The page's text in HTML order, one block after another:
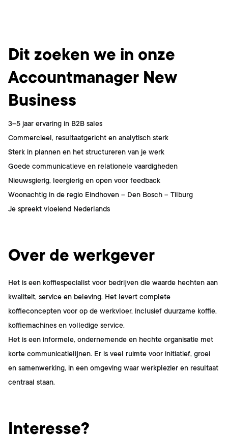
Dit ben jij
Dit zoeken we in onze
Accountmanager New
Business
3–5 jaar ervaring in B2B sales
Commercieel, resultaatgericht en analytisch sterk
Sterk in plannen en het structureren van je werk
Goede communicatieve en relationele vaardigheden
Nieuwsgierig, leergierig en open voor feedback
Woonachtig in de regio Eindhoven – Den Bosch – Tilburg
Je spreekt vloeiend Nederlands
Over de werkgever
Het is een koffiespecialist voor bedrijven die waarde hechten aan
kwaliteit, service en beleving. Het levert complete
koffieconcepten voor op de werkvloer, inclusief duurzame koffie,
koffiemachines en volledige service.
Het is een informele, ondernemende en hechte organisatie met
korte communicatielijnen. Er is veel ruimte voor initiatief, groei
en samenwerking, in een omgeving waar werkplezier en resultaat
centraal staan.
Interesse?